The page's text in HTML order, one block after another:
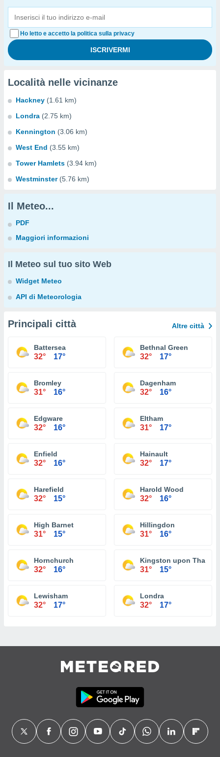
Ho letto e accetto la politica sulla privacy
Località nelle vicinanze
Hackney (1.61 km)
Londra (2.75 km)
Kennington (3.06 km)
West End (3.55 km)
Tower Hamlets (3.94 km)
Westminster (5.76 km)
Il Meteo...
PDF
Maggiori informazioni
Il Meteo sul tuo sito Web
Widget Meteo
API di Meteorologia
Principali città Altre città
Battersea
32° 17°
Bethnal Green
32° 17°
Bromley
31° 16°
Dagenham
32° 16°
Edgware
32° 16°
Eltham
31° 17°
Enfield
32° 16°
Hainault
32° 17°
Harefield
32° 15°
Harold Wood
32° 16°
High Barnet
31° 15°
Hillingdon
31° 16°
Hornchurch
32° 16°
Kingston upon Thames
31° 15°
Lewisham
32° 17°
Londra
32° 17°